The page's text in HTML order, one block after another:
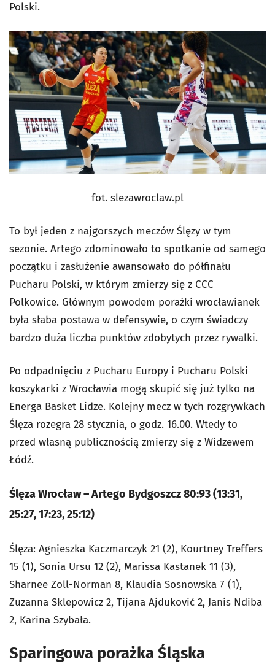
Polski.
fot. slezawroclaw.pl
To był jeden z najgorszych meczów Ślęzy w tym
sezonie. Artego zdominowało to spotkanie od samego
początku i zasłużenie awansowało do półfinału
Pucharu Polski, w którym zmierzy się z CCC
Polkowice. Głównym powodem porażki wrocławianek
była słaba postawa w defensywie, o czym świadczy
bardzo duża liczba punktów zdobytych przez rywalki.
Po odpadnięciu z Pucharu Europy i Pucharu Polski
koszykarki z Wrocławia mogą skupić się już tylko na
Energa Basket Lidze. Kolejny mecz w tych rozgrywkach
Ślęza rozegra 28 stycznia, o godz. 16.00. Wtedy to
przed własną publicznością zmierzy się z Widzewem
Łódź.
Ślęza Wrocław – Artego Bydgoszcz 80:93 (13:31,
25:27, 17:23, 25:12)
Ślęza: Agnieszka Kaczmarczyk 21 (2), Kourtney Treffers
15 (1), Sonia Ursu 12 (2), Marissa Kastanek 11 (3),
Sharnee Zoll-Norman 8, Klaudia Sosnowska 7 (1),
Zuzanna Sklepowicz 2, Tijana Ajduković 2, Janis Ndiba
2, Karina Szybała.
Sparingowa porażka Śląska